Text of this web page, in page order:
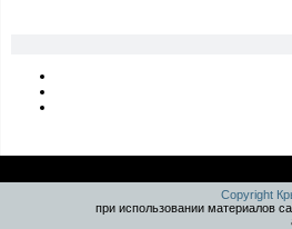
Copyright
при использовании материалов